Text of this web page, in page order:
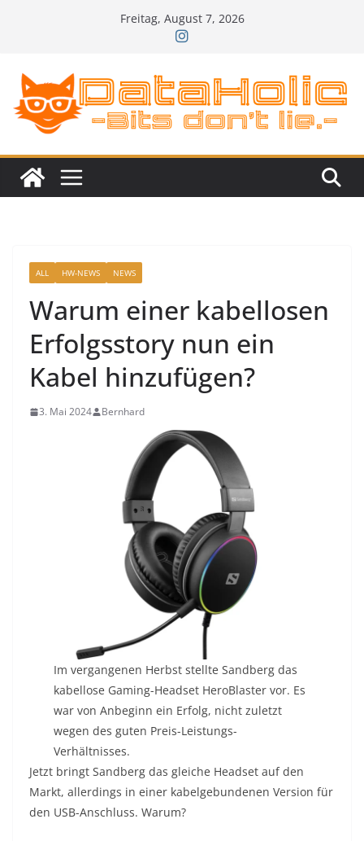
Freitag, August 7, 2026
ALL HW-NEWS NEWS
Warum einer kabellosen
Erfolgsstory nun ein
Kabel hinzufügen?
3. Mai 2024 Bernhard
Im vergangenen Herbst stellte Sandberg das
kabellose Gaming-Headset HeroBlaster vor. Es
war von Anbeginn ein Erfolg, nicht zuletzt
wegen des guten Preis-Leistungs-
Verhältnisses.
Jetzt bringt Sandberg das gleiche Headset auf den
Markt, allerdings in einer kabelgebundenen Version für
den USB-Anschluss. Warum?